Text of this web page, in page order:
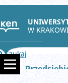
W
Szukaj